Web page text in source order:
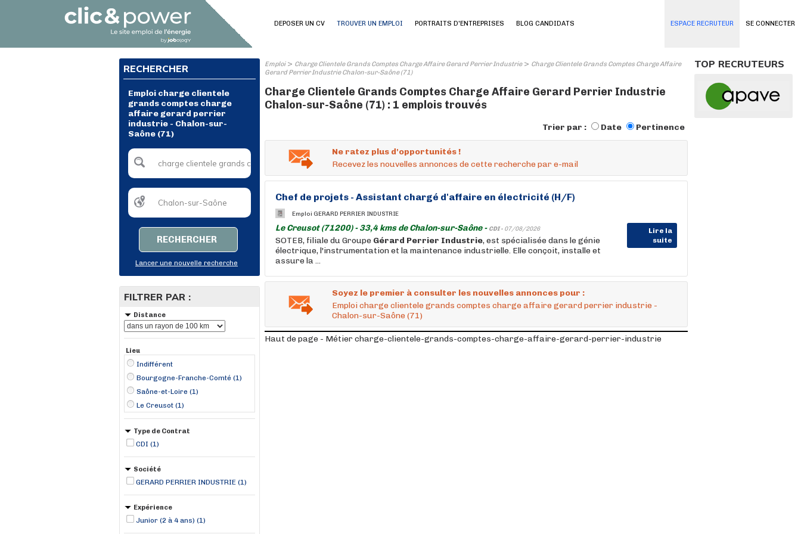
SE CONNECTER
DEPOSER UN CV TROUVER UN EMPLOI PORTRAITS D'ENTREPRISES BLOG CANDIDATS ESPACE RECRUTEUR
RECHERCHER
Emploi charge clientele
grands comptes charge
affaire gerard perrier
industrie - Chalon-sur-
Saône (71)
RECHERCHER
Lancer une nouvelle recherche
FILTRER PAR :
Distance
Lieu
Indifférent
Bourgogne-Franche-Comté (1)
Saône-et-Loire (1)
Le Creusot (1)
Type de Contrat
CDI (1)
Société
GERARD PERRIER INDUSTRIE (1)
Expérience
Junior (2 à 4 ans) (1)
Emploi> Charge Clientele Grands Comptes Charge Affaire Gerard Perrier Industrie> Charge Clientele Grands Comptes Charge Affaire
Gerard Perrier Industrie Chalon-sur-Saône (71)
Charge Clientele Grands Comptes Charge Affaire Gerard Perrier Industrie
Chalon-sur-Saône (71) : 1 emplois trouvés
Trier par : Date Pertinence
Ne ratez plus d'opportunités !
Recevez les nouvelles annonces de cette recherche par e-mail
Chef de projets - Assistant chargé d'affaire en électricité (H/F)
Emploi GERARD PERRIER INDUSTRIE
Le Creusot (71200) - 33,4 kms de Chalon-sur-Saône - CDI - 07/08/2026
Lire la
suite
SOTEB, filiale du Groupe Gérard Perrier Industrie, est spécialisée dans le génie
électrique, l'instrumentation et la maintenance industrielle. Elle conçoit, installe et
assure la ...
Soyez le premier à consulter les nouvelles annonces pour :
Emploi charge clientele grands comptes charge affaire gerard perrier industrie -
Chalon-sur-Saône (71)
Haut de page - Métier charge-clientele-grands-comptes-charge-affaire-gerard-perrier-industrie
TOP RECRUTEURS